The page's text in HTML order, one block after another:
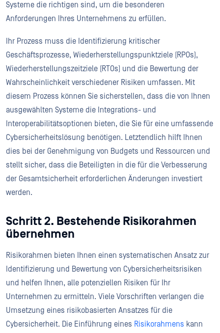
Systeme die richtigen sind, um die besonderen
Anforderungen Ihres Unternehmens zu erfüllen.
Ihr Prozess muss die Identifizierung kritischer
Geschäftsprozesse, Wiederherstellungspunktziele (RPOs),
Wiederherstellungszeitziele (RTOs) und die Bewertung der
Wahrscheinlichkeit verschiedener Risiken umfassen. Mit
diesem Prozess können Sie sicherstellen, dass die von Ihnen
ausgewählten Systeme die Integrations- und
Interoperabilitätsoptionen bieten, die Sie für eine umfassende
Cybersicherheitslösung benötigen. Letztendlich hilft Ihnen
dies bei der Genehmigung von Budgets und Ressourcen und
stellt sicher, dass die Beteiligten in die für die Verbesserung
der Gesamtsicherheit erforderlichen Änderungen investiert
werden.
Schritt 2. Bestehende Risikorahmen
übernehmen
Risikorahmen bieten Ihnen einen systematischen Ansatz zur
Identifizierung und Bewertung von Cybersicherheitsrisiken
und helfen Ihnen, alle potenziellen Risiken für Ihr
Unternehmen zu ermitteln. Viele Vorschriften verlangen die
Umsetzung eines risikobasierten Ansatzes für die
Cybersicherheit. Die Einführung eines Risikorahmens kann